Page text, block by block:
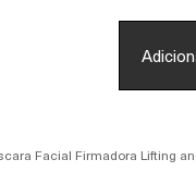
Facial Firmadora Lifting